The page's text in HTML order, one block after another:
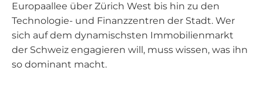
Europaallee über Zürich West bis hin zu den
Technologie- und Finanzzentren der Stadt. Wer
sich auf dem dynamischsten Immobilienmarkt
der Schweiz engagieren will, muss wissen, was ihn
so dominant macht.